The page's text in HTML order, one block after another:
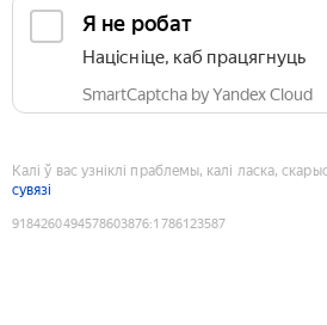
Я не робат
Націсніце, каб працягнуць
SmartCaptcha by Yandex Cloud
Калі ў вас узніклі праблемы, калі ласка,
сувязі
9184260494578603876:1786123587